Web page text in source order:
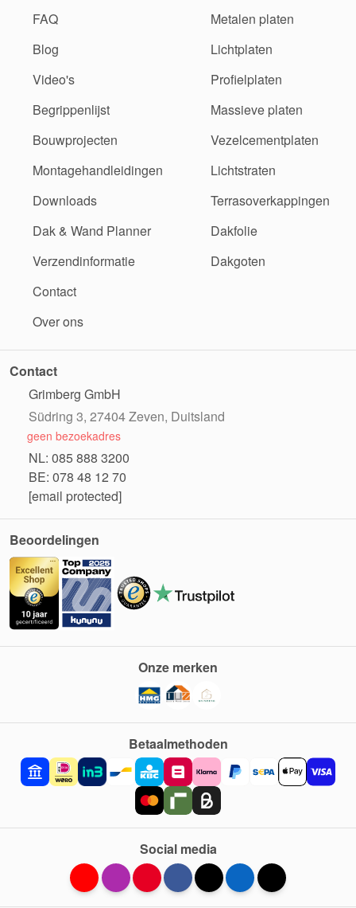
FAQ
Blog
Video's
Begrippenlijst
Bouwprojecten
Montagehandleidingen
Downloads
Dak & Wand Planner
Verzendinformatie
Contact
Over ons
Metalen platen
Lichtplaten
Profielplaten
Massieve platen
Vezelcementplaten
Lichtstraten
Terrasoverkappingen
Dakfolie
Dakgoten
Contact
Grimberg GmbH
Südring 3, 27404 Zeven, Duitsland
geen bezoekadres
NL: 085 888 3200
BE: 078 48 12 70
[email protected]
Beoordelingen
Betaalmethoden
Onze merken
Social media